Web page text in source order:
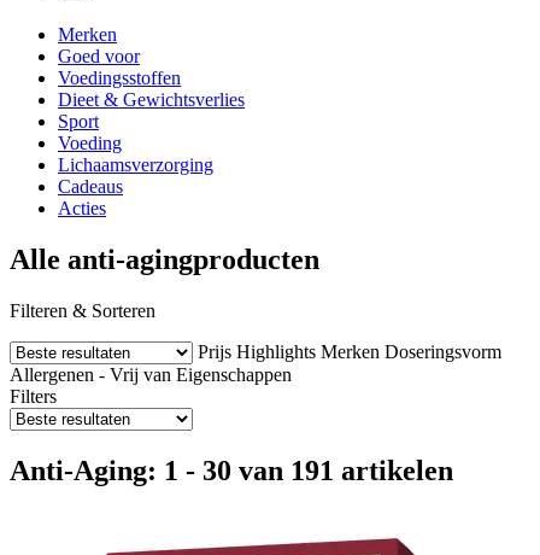
Merken
Goed voor
Voedingsstoffen
Dieet & Gewichtsverlies
Sport
Voeding
Lichaamsverzorging
Cadeaus
Acties
Alle anti-agingproducten
Filteren & Sorteren
Prijs Highlights Merken Doseringsvorm
Allergenen - Vrij van Eigenschappen
Filters
Anti-Aging: 1 - 30 van 191 artikelen